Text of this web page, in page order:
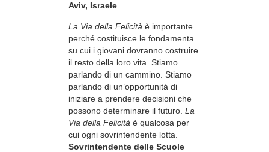
Aviv, Israele
La Via della Felicità è importante
perché costituisce le fondamenta
su cui i giovani dovranno costruire
il resto della loro vita. Stiamo
parlando di un cammino. Stiamo
parlando di un’opportunità di
iniziare a prendere decisioni che
possono determinare il futuro. La
Via della Felicità è qualcosa per
cui ogni sovrintendente lotta.
Sovrintendente delle Scuole